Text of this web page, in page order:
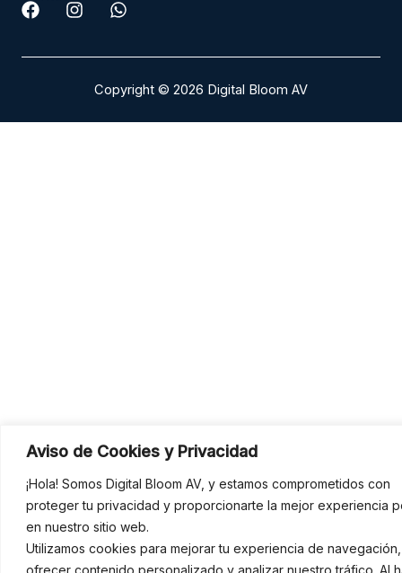
Aviso de Cookies y Privacidad
¡Hola! Somos Digital Bloom AV, y estamos comprometidos con
proteger tu privacidad y proporcionarte la mejor experiencia
en nuestro sitio web.
Utilizamos cookies para mejorar tu experiencia de navegación,
ofrecer contenido personalizado y analizar nuestro tráfico. Al
F
e
o
I
t
r
W
t
a
p
Copyright © 2026 Digital Bloom AV